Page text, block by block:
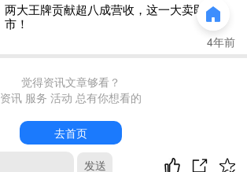
两大王牌贡献超八成营收，这一大卖即将上
市！
4年前
觉得资讯文章够看？
资讯 服务 活动 总有你想看的
去首页
发送